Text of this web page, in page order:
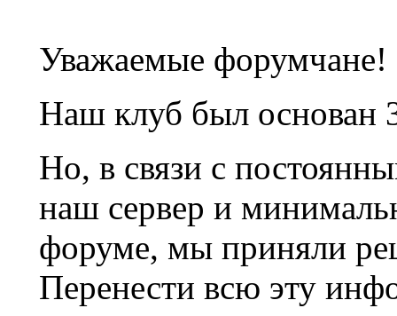
Уважаемые форумчане!
Наш клуб был основан
Но, в связи с
наш сервер и
форуме, мы приняли
Перенести всю эту